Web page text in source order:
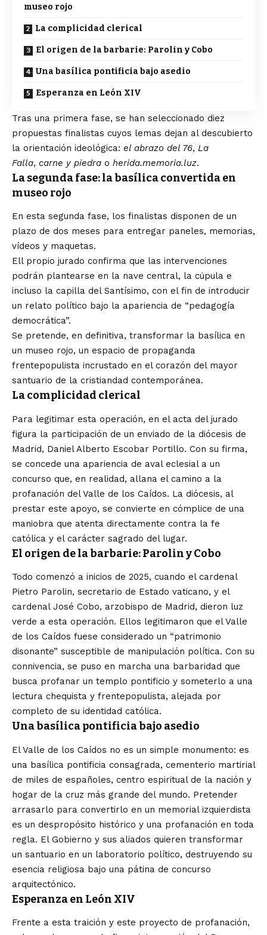
museo rojo
La complicidad clerical
El origen de la barbarie: Parolin y Cobo
Una basílica pontificia bajo asedio
Esperanza en León XIV
Tras una primera fase, se han seleccionado diez
propuestas finalistas cuyos lemas dejan al descubierto
la orientación ideológica: el abrazo del 76, La
Falla, carne y piedra o herida.memoria.luz.
La segunda fase: la basílica convertida en
museo rojo
En esta segunda fase, los finalistas disponen de un
plazo de dos meses para entregar paneles, memorias,
vídeos y maquetas.
Ell propio jurado confirma que las intervenciones
podrán plantearse en la nave central, la cúpula e
incluso la capilla del Santísimo, con el fin de introducir
un relato político bajo la apariencia de “pedagogía
democrática”.
Se pretende, en definitiva, transformar la basílica en
un museo rojo, un espacio de propaganda
frentepopulista incrustado en el corazón del mayor
santuario de la cristiandad contemporánea.
La complicidad clerical
Para legitimar esta operación, en el acta del jurado
figura la participación de un enviado de la diócesis de
Madrid, Daniel Alberto Escobar Portillo. Con su firma,
se concede una apariencia de aval eclesial a un
concurso que, en realidad, allana el camino a la
profanación del Valle de los Caídos. La diócesis, al
prestar este apoyo, se convierte en cómplice de una
maniobra que atenta directamente contra la fe
católica y el carácter sagrado del lugar.
El origen de la barbarie: Parolin y Cobo
Todo comenzó a inicios de 2025, cuando el cardenal
Pietro Parolin, secretario de Estado vaticano, y el
cardenal José Cobo, arzobispo de Madrid, dieron luz
verde a esta operación. Ellos legitimaron que el Valle
de los Caídos fuese considerado un “patrimonio
disonante” susceptible de manipulación política. Con su
connivencia, se puso en marcha una barbaridad que
busca profanar un templo pontificio y someterlo a una
lectura chequista y frentepopulista, alejada por
completo de su identidad católica.
Una basílica pontificia bajo asedio
El Valle de los Caídos no es un simple monumento: es
una basílica pontificia consagrada, cementerio martirial
de miles de españoles, centro espiritual de la nación y
hogar de la cruz más grande del mundo. Pretender
arrasarlo para convertirlo en un memorial izquierdista
es un despropósito histórico y una profanación en toda
regla. El Gobierno y sus aliados quieren transformar
un santuario en un laboratorio político, destruyendo su
esencia religiosa bajo una pátina de concurso
arquitectónico.
Esperanza en León XIV
Frente a esta traición y este proyecto de profanación,